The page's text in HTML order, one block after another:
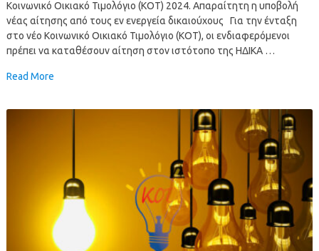
Κοινωνικό Οικιακό Τιμολόγιο (ΚΟΤ) 2024. Απαραίτητη η υποβολή
νέας αίτησης από τους εν ενεργεία δικαιούχους Για την ένταξη
στο νέο Κοινωνικό Οικιακό Τιμολόγιο (ΚΟΤ), οι ενδιαφερόμενοι
πρέπει να καταθέσουν αίτηση στον ιστότοπο της ΗΔΙΚΑ …
Read More